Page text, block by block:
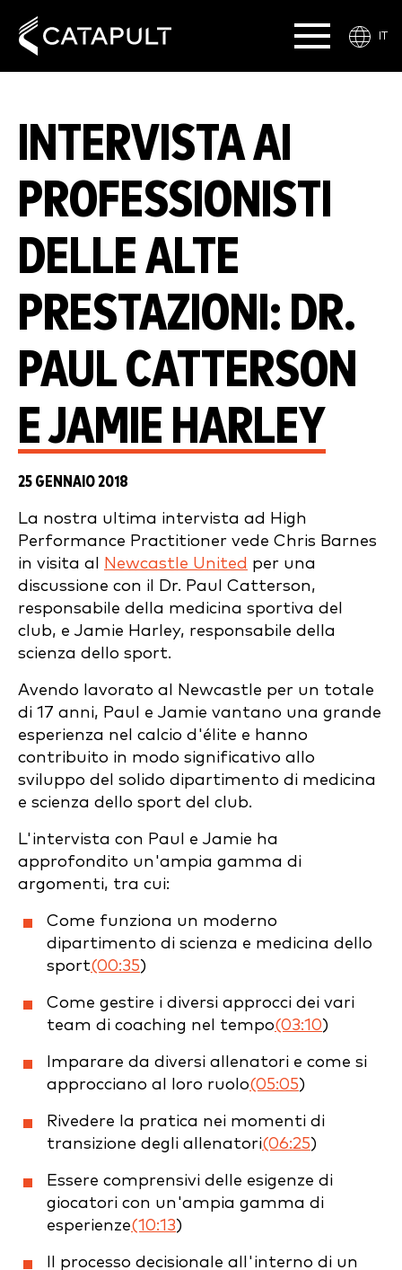
IT
INTERVISTA AI
PROFESSIONISTI
DELLE ALTE
PRESTAZIONI: DR.
PAUL CATTERSON
E JAMIE HARLEY
25 GENNAIO 2018
La nostra ultima intervista ad High
Performance Practitioner vede Chris Barnes
in visita al
Newcastle United per una
discussione con il Dr. Paul Catterson,
responsabile della medicina sportiva del
club, e Jamie Harley, responsabile della
scienza dello sport.
Avendo lavorato al Newcastle per un totale
di 17 anni, Paul e Jamie vantano una grande
esperienza nel calcio d'élite e hanno
contribuito in modo significativo allo
sviluppo del solido dipartimento di medicina
e scienza dello sport del club.
L'intervista con Paul e Jamie ha
approfondito un'ampia gamma di
argomenti, tra cui:
Come funziona un moderno
dipartimento di scienza e medicina dello
sport(00:35)
Come gestire i diversi approcci dei vari
team di coaching nel tempo(03:10)
Imparare da diversi allenatori e come si
approcciano al loro ruolo(05:05)
Rivedere la pratica nei momenti di
transizione degli allenatori(06:25)
Essere comprensivi delle esigenze di
giocatori con un'ampia gamma di
esperienze(10:13)
Il processo decisionale all'interno di un